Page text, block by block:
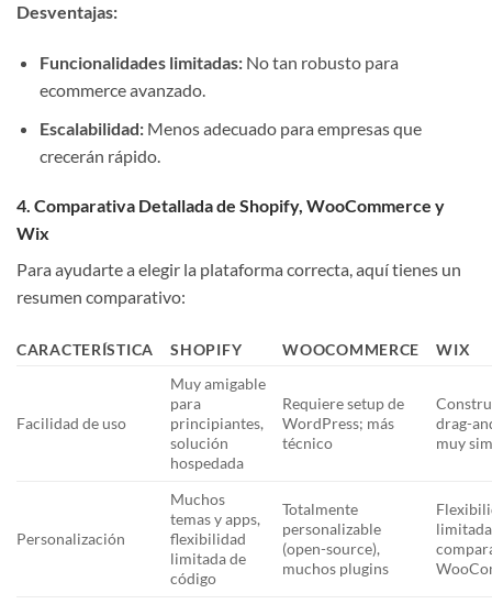
Desventajas:
Funcionalidades limitadas:No tan robusto para
ecommerce avanzado.
Escalabilidad:Menos adecuado para empresas que
crecerán rápido.
4. Comparativa Detallada de Shopify, WooCommerce y
Wix
Para ayudarte a elegir la plataforma correcta, aquí tienes un
resumen comparativo:
CARACTERÍSTICA SHOPIFY WOOCOMMERCE WIX
Facilidad de uso
Muy amigable
para
principiantes,
solución
hospedada
Requiere setup de
WordPress; más
técnico
drag-
muy
Personalización
Muchos
temas y apps,
flexibilidad
limitada de
código
Totalmente
personalizable
(open-source),
muchos plugins
limitada